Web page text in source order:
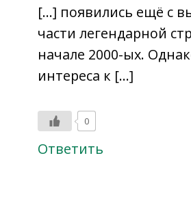
[…] появились ещё с
части легендарной
начале 2000-ых.
интереса к […]
0
Ответить